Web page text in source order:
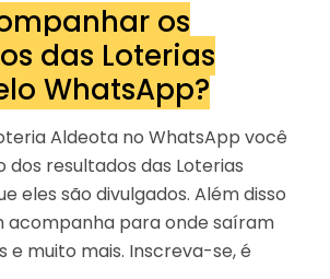
os
das Loterias
WhatsApp?
Aldeota no WhatsApp você
dos resultados das Loterias
eles são divulgados. Além disso
acompanha para onde saíram
e muito mais. Inscreva-se, é